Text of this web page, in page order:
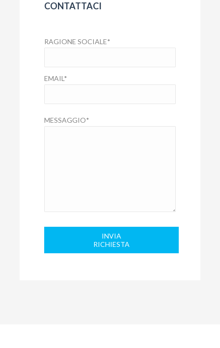
CONTATTACI
RAGIONE SOCIALE*
EMAIL *
MESSAGGIO*
INVIA
RICHIESTA